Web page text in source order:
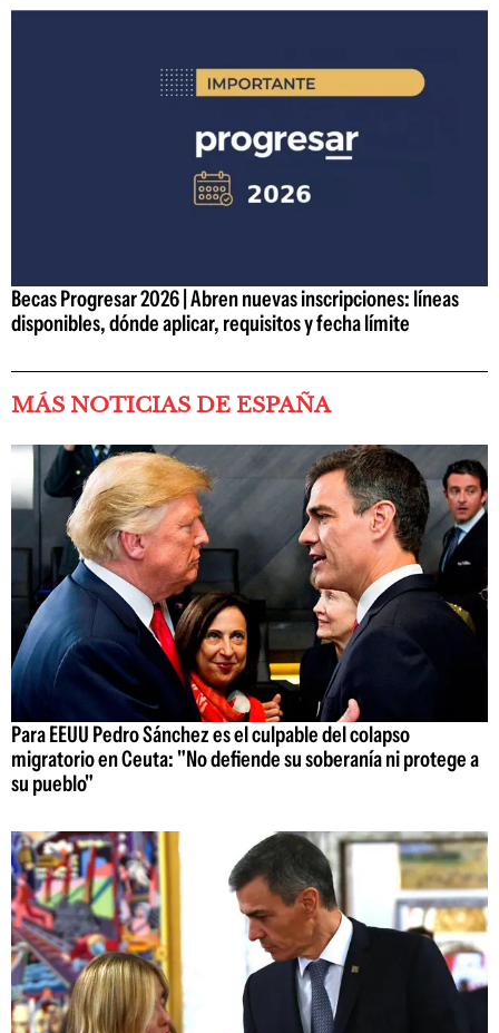
Becas Progresar 2026 | Abren nuevas inscripciones: líneas
disponibles, dónde aplicar, requisitos y fecha límite
MÁS NOTICIAS DE ESPAÑA
Para EEUU Pedro Sánchez es el culpable del colapso
migratorio en Ceuta: "No defiende su soberanía ni protege a
su pueblo"